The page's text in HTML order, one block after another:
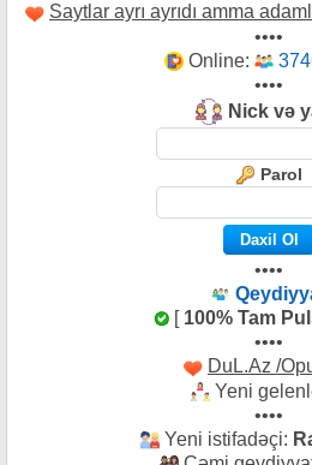
Saytlar ayrı ayrıdı amma
••••
Online:
••••
Nick və
Parol
••••
[ 100% Tam
••••
DuL.Az /
Yeni
••••
Yeni istifadəçi: